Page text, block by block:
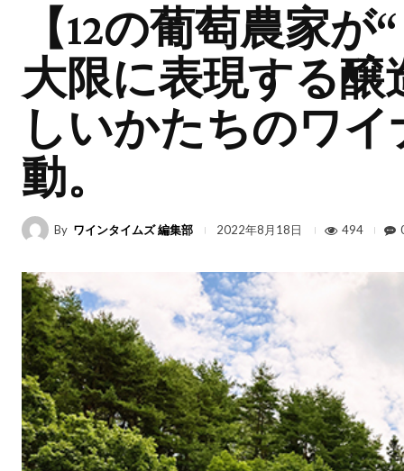
【12の葡萄農家
大限に表現する醸
しいかたちのワイ
動。
By ワインタイムズ 編集部 2022年8月18日 494